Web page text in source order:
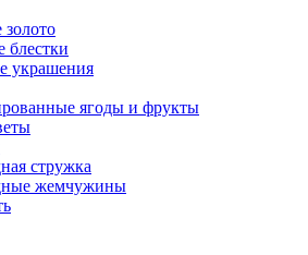
украшения
ягоды и фрукты
стружка
жемчужины